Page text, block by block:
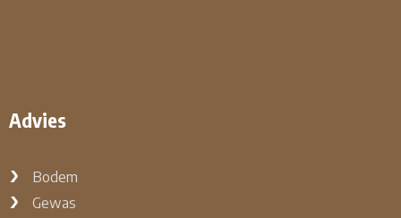
Advies
Bodem
Gewas